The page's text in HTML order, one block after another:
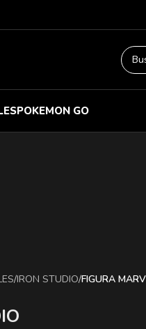
POKEMON GO
/IRON STUDIO/FIGURA